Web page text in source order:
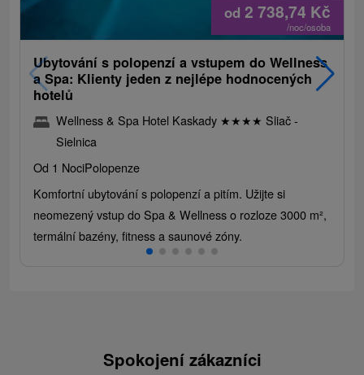
od 2 738,74 Kč
/noc/osoba
Ubytování s polopenzí a vstupem do Wellness
a Spa: Klienty jeden z nejlépe hodnocených
hotelů
Wellness & Spa Hotel Kaskady ★★★★ Sliač -
Sielnica
Od 1 NociPolopenze
Komfortní ubytování s polopenzí a pitím. Užijte si
neomezený vstup do Spa & Wellness o rozloze 3000 m²,
termální bazény, fitness a saunové zóny.
Spokojení zákazníci